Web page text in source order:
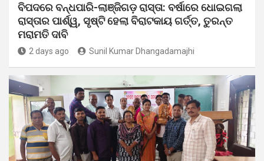
ବିପଦରେ ବନ୍ଧପାରି-ଲାଞ୍ଜିଗଡ଼ ରାସ୍ତା: ବର୍ଷାରେ ଧୋଇଗଲା
ରାସ୍ତାର ପାର୍ଶ୍ୱ, ସୃଷ୍ଟି ହେଲା ବିରାଟକାୟ ଗର୍ତ୍ତ, ତୁରନ୍ତ
ମରାମତି ଦାବି
2 days ago Sunil Kumar Dhangadamajhi